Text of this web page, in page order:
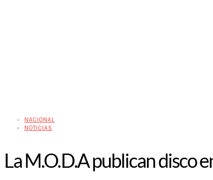
NACIONAL
NOTICIAS
La M.O.D.A publican disco